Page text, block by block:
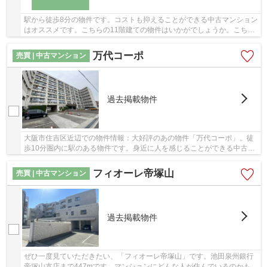
駅から徒歩8分の物件です。コストも抑えることができる中古マンション
はオススメです。こちらの11階建ての物件はいかがでしょうか。こちら
はエレベーター付きの物件です。不動産のこと...
売買 | 中古マンション
万代コーポ
過去掲載物件
大阪市住吉区近辺での物件情報：大好評のあの物件「万代コーポ」。徒
歩10分圏内に駅のある物件です。身近に人を感じることができる中古マ
売買 | 中古マンション
フィオーレ帝塚山
過去掲載物件
ぜひ一度見ていただきたい、「フィオーレ帝塚山」です。池田泉州銀行